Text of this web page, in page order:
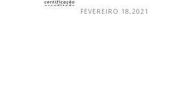
FEVEREIRO 18,2021